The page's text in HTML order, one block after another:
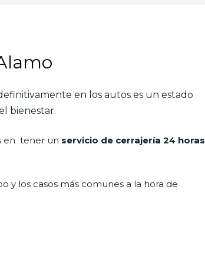
en los autos es un estado
bienestar.
en tener un servicio de cerrajería 24 horas
y los casos más comunes a la hora de